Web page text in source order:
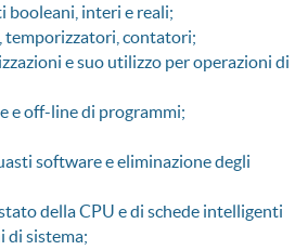
booleani, interi e reali;
temporizzatori, contatori;
e suo utilizzo per operazioni di
e off-line di programmi;
software e eliminazione degli
della CPU e di schede intelligenti
di sistema;